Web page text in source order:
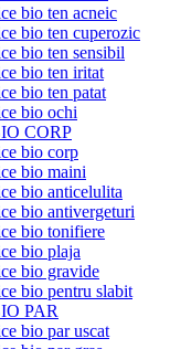
bio ten acneic
bio ten cuperozic
bio ten sensibil
bio ten iritat
bio ten patat
bio ochi
CORP
bio corp
bio maini
bio anticelulita
bio antivergeturi
bio tonifiere
bio plaja
bio gravide
bio pentru slabit
PAR
bio par uscat